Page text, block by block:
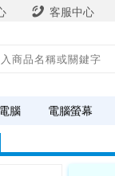
客服中心
腦 電腦螢幕